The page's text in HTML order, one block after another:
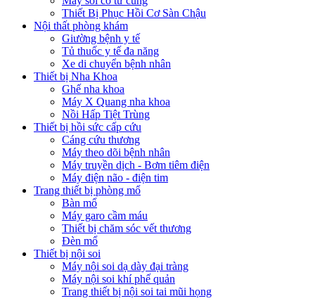
Thiết Bị Phục Hồi Cơ Sàn Chậu
Nội thất phòng khám
Giường bệnh y tế
Tủ thuốc y tế đa năng
Xe di chuyển bệnh nhân
Thiết bị Nha Khoa
Ghế nha khoa
Máy X Quang nha khoa
Nồi Hấp Tiệt Trùng
Thiết bị hồi sức cấp cứu
Cáng cứu thương
Máy theo dõi bệnh nhân
Máy truyền dịch - Bơm tiêm điện
Máy điện não - điện tim
Trang thiết bị phòng mổ
Bàn mổ
Máy garo cầm máu
Thiết bị chăm sóc vết thương
Đèn mổ
Thiết bị nội soi
Máy nội soi dạ dày đại tràng
Máy nội soi khí phế quản
Trang thiết bị nội soi tai mũi họng